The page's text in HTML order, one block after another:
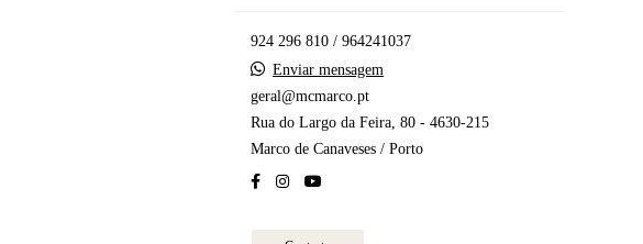
924 296 810 / 964241037
Enviar mensagem
geral@mcmarco.pt
Rua do Largo da Feira, 80 - 4630-215
Marco de Canaveses / Porto